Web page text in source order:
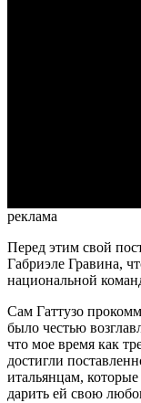
реклама
Перед этим свой
Габриэле Гравина,
национальной
Сам Гаттузо
было честью
что мое время как
достигли
итальянцам,
дарить ей свою